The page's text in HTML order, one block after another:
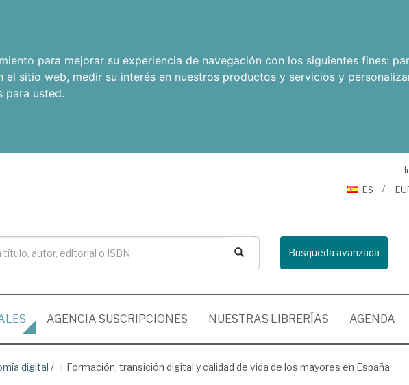
para mejorar su experiencia de navegación con los siguientes fines:
el sitio web, medir su interés en nuestros productos y servicios y
para usted.
ES
Busqueda avanzada
AGENCIA SUSCRIPCIONES NUESTRAS LIBRERÍAS AGENDA
digital / Formación, transición digital y calidad de vida de los mayores en España